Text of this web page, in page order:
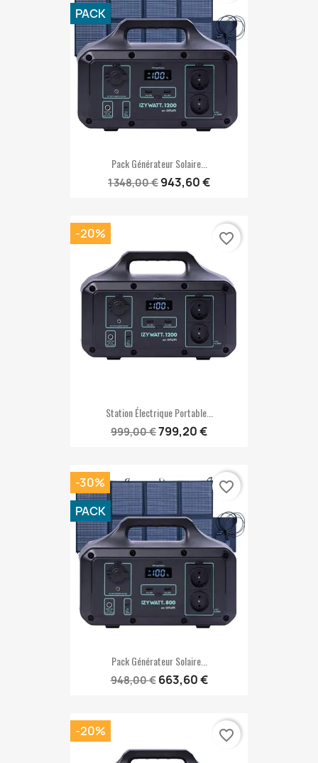
Pack Générateur Solaire...
1 348,00 € 943,60 €
PACK
Station Électrique Portable...
999,00 €799,20 €
-20% favorite_border
Pack Générateur Solaire...
948,00 € 663,60 €
-30%
PACK
favorite_border
-20% favorite_border